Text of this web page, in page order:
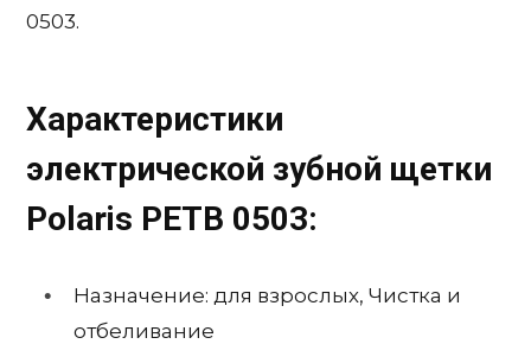
0503.
Характеристики
электрической зубной щетки
Polaris PETB 0503:
Назначение: для взрослых, Чистка и
отбеливание